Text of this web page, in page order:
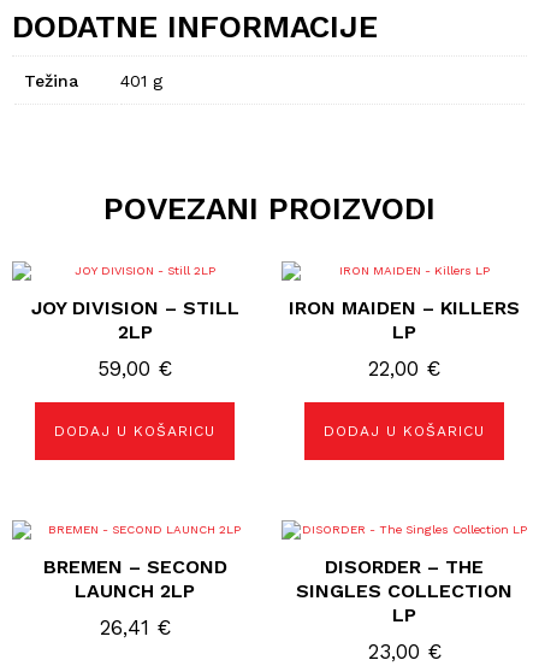
DODATNE INFORMACIJE
Težina 401 g
POVEZANI PROIZVODI
JOY DIVISION – STILL
2LP
59,00 €
DODAJ U KOŠARICU
IRON MAIDEN – KILLERS
LP
22,00 €
DODAJ U KOŠARICU
BREMEN – SECOND
LAUNCH 2LP
26,41 €
DISORDER – THE
SINGLES COLLECTION
LP
23,00 €